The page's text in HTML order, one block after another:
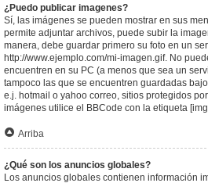
¿Puedo publicar imagenes?
Sí, las imágenes se pueden mostrar en sus
permite adjuntar archivos, puede subir la
manera, debe guardar primero su foto en un
http://www.ejemplo.com/mi-imagen.gif. No
encuentren en su PC (a menos que sea un
tampoco las que se encuentren guardadas
e.j. hotmail o yahoo correo, sitios protegidos
imágenes utilice el BBCode con la etiqueta
Arriba
¿Qué son los anuncios globales?
Los anuncios globales contienen información